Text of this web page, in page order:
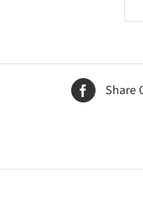
Share